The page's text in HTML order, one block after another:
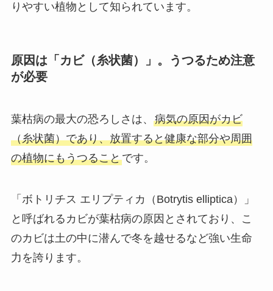
りやすい植物として知られています。
原因は「カビ（糸状菌）」。うつるため注意
が必要
葉枯病の最大の恐ろしさは、 病気の原因がカビ
（糸状菌）であり、放置すると健康な部分や周囲
の植物にもうつることです。
「ボトリチス エリプティカ（Botrytis elliptica）」
と呼ばれるカビが葉枯病の原因とされており、こ
のカビは土の中に潜んで冬を越せるなど強い生命
力を誇ります。